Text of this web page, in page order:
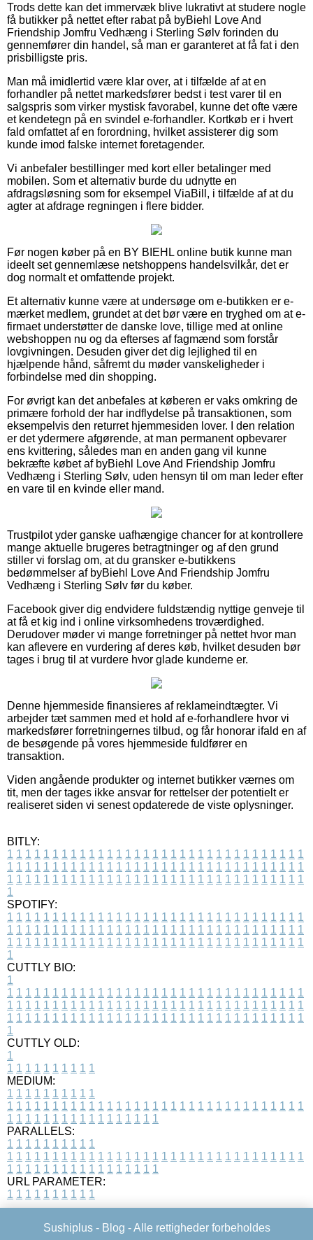
Trods dette kan det immervæk blive lukrativt at studere nogle
få butikker på nettet efter rabat på byBiehl Love And
Friendship Jomfru Vedhæng i Sterling Sølv forinden du
gennemfører din handel, så man er garanteret at få fat i den
prisbilligste pris.
Man må imidlertid være klar over, at i tilfælde af at en
forhandler på nettet markedsfører bedst i test varer til en
salgspris som virker mystisk favorabel, kunne det ofte være
et kendetegn på en svindel e-forhandler. Kortkøb er i hvert
fald omfattet af en forordning, hvilket assisterer dig som
kunde imod falske internet foretagender.
Vi anbefaler bestillinger med kort eller betalinger med
mobilen. Som et alternativ burde du udnytte en
afdragsløsning som for eksempel ViaBill, i tilfælde af at du
agter at afdrage regningen i flere bidder.
Før nogen køber på en BY BIEHL online butik kunne man
ideelt set gennemlæse netshoppens handelsvilkår, det er
dog normalt et omfattende projekt.
Et alternativ kunne være at undersøge om e-butikken er e-
mærket medlem, grundet at det bør være en tryghed om at e-
firmaet understøtter de danske love, tillige med at online
webshoppen nu og da efterses af fagmænd som forstår
lovgivningen. Desuden giver det dig lejlighed til en
hjælpende hånd, såfremt du møder vanskeligheder i
forbindelse med din shopping.
For øvrigt kan det anbefales at køberen er vaks omkring de
primære forhold der har indflydelse på transaktionen, som
eksempelvis den returret hjemmesiden lover. I den relation
er det ydermere afgørende, at man permanent opbevarer
ens kvittering, således man en anden gang vil kunne
bekræfte købet af byBiehl Love And Friendship Jomfru
Vedhæng i Sterling Sølv, uden hensyn til om man leder efter
en vare til en kvinde eller mand.
Trustpilot yder ganske uafhængige chancer for at kontrollere
mange aktuelle brugeres betragtninger og af den grund
stiller vi forslag om, at du gransker e-butikkens
bedømmelser af byBiehl Love And Friendship Jomfru
Vedhæng i Sterling Sølv før du køber.
Facebook giver dig endvidere fuldstændig nyttige genveje til
at få et kig ind i online virksomhedens troværdighed.
Derudover møder vi mange forretninger på nettet hvor man
kan aflevere en vurdering af deres køb, hvilket desuden bør
tages i brug til at vurdere hvor glade kunderne er.
Denne hjemmeside finansieres af reklameindtægter. Vi
arbejder tæt sammen med et hold af e-forhandlere hvor vi
markedsfører forretningernes tilbud, og får honorar ifald en af
de besøgende på vores hjemmeside fuldfører en
transaktion.
Viden angående produkter og internet butikker værnes om
tit, men der tages ikke ansvar for rettelser der potentielt er
realiseret siden vi senest opdaterede de viste oplysninger.
BITLY:
1 1 1 1 1 1 1 1 1 1 1 1 1 1 1 1 1 1 1 1 1 1 1 1 1 1 1 1 1 1 1 1 1
1 1 1 1 1 1 1 1 1 1 1 1 1 1 1 1 1 1 1 1 1 1 1 1 1 1 1 1 1 1 1 1 1
1 1 1 1 1 1 1 1 1 1 1 1 1 1 1 1 1 1 1 1 1 1 1 1 1 1 1 1 1 1 1 1 1
1
SPOTIFY:
1 1 1 1 1 1 1 1 1 1 1 1 1 1 1 1 1 1 1 1 1 1 1 1 1 1 1 1 1 1 1 1 1
1 1 1 1 1 1 1 1 1 1 1 1 1 1 1 1 1 1 1 1 1 1 1 1 1 1 1 1 1 1 1 1 1
1 1 1 1 1 1 1 1 1 1 1 1 1 1 1 1 1 1 1 1 1 1 1 1 1 1 1 1 1 1 1 1 1
1
CUTTLY BIO:
1
1 1 1 1 1 1 1 1 1 1 1 1 1 1 1 1 1 1 1 1 1 1 1 1 1 1 1 1 1 1 1 1 1
1 1 1 1 1 1 1 1 1 1 1 1 1 1 1 1 1 1 1 1 1 1 1 1 1 1 1 1 1 1 1 1 1
1 1 1 1 1 1 1 1 1 1 1 1 1 1 1 1 1 1 1 1 1 1 1 1 1 1 1 1 1 1 1 1 1
1
CUTTLY OLD:
1
1 1 1 1 1 1 1 1 1 1
MEDIUM:
1 1 1 1 1 1 1 1 1 1
1 1 1 1 1 1 1 1 1 1 1 1 1 1 1 1 1 1 1 1 1 1 1 1 1 1 1 1 1 1 1 1 1
1 1 1 1 1 1 1 1 1 1 1 1 1 1 1 1 1
PARALLELS:
1 1 1 1 1 1 1 1 1 1
1 1 1 1 1 1 1 1 1 1 1 1 1 1 1 1 1 1 1 1 1 1 1 1 1 1 1 1 1 1 1 1 1
1 1 1 1 1 1 1 1 1 1 1 1 1 1 1 1 1
URL PARAMETER:
1 1 1 1 1 1 1 1 1 1
Sushiplus - Blog - Alle rettigheder forbeholdes